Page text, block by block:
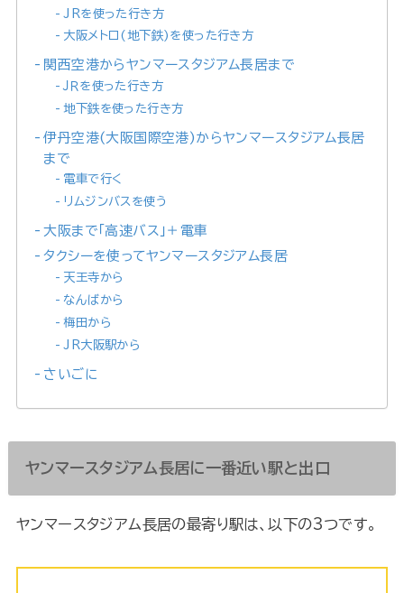
JRを使った行き方
大阪メトロ(地下鉄)を使った行き方
関西空港からヤンマースタジアム長居まで
ＪＲを使った行き方
地下鉄を使った行き方
伊丹空港(大阪国際空港)からヤンマースタジアム長居
まで
電車で行く
リムジンバスを使う
大阪まで「高速バス」＋電車
タクシーを使ってヤンマースタジアム長居
天王寺から
なんばから
梅田から
JR大阪駅から
さいごに
ヤンマースタジアム長居に一番近い駅と出口
ヤンマースタジアム長居の最寄り駅は、以下の3つです。